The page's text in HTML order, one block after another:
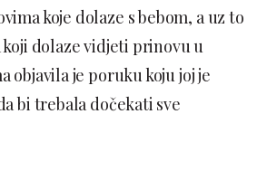
koje dolaze s bebom, a uz to
dolaze vidjeti prinovu u
objavila je poruku koju joj je
bi trebala dočekati sve